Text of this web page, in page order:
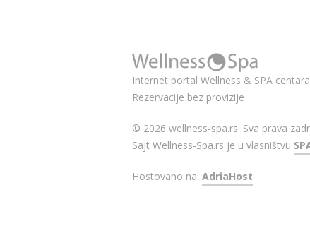
Internet portal Wellness & SPA
Rezervacije bez provizije
© 2026 wellness-spa.rs. Sva prava
Sajt Wellness-Spa.rs je u vlasništvu
Hostovano na: AdriaHost